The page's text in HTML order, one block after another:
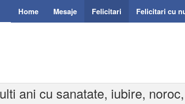
Home Mesaje Felicitari Felicitari cu
ani cu sanatate, iubire,